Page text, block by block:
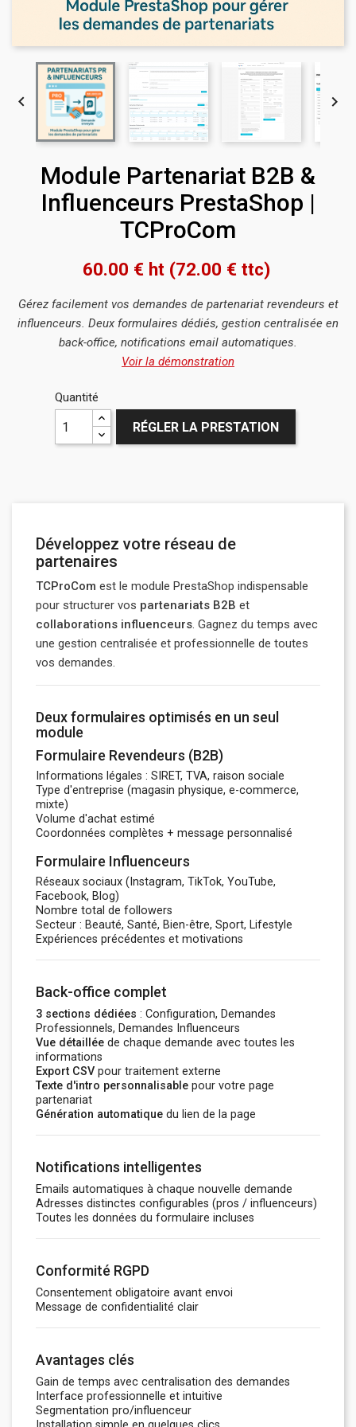
 
Module Partenariat B2B &
Influenceurs PrestaShop |
TCProCom
60.00 € ht (72.00 € ttc)
Gérez facilement vos demandes de partenariat revendeurs et
influenceurs. Deux formulaires dédiés, gestion centralisée en
back-office, notifications email automatiques.
Voir la démonstration
Quantité
RÉGLER LA PRESTATION
Développez votre réseau de
partenaires
TCProCom est le module PrestaShop indispensable
pour structurer vos partenariats B2B et
collaborations influenceurs. Gagnez du temps avec
une gestion centralisée et professionnelle de toutes
vos demandes.
Deux formulaires optimisés en un seul
module
Formulaire Revendeurs (B2B)
Informations légales : SIRET, TVA, raison sociale
Type d'entreprise (magasin physique, e-commerce,
mixte)
Volume d'achat estimé
Coordonnées complètes + message personnalisé
Formulaire Influenceurs
Réseaux sociaux (Instagram, TikTok, YouTube,
Facebook, Blog)
Nombre total de followers
Secteur : Beauté, Santé, Bien-être, Sport, Lifestyle
Expériences précédentes et motivations
Back-office complet
3 sections dédiées : Configuration, Demandes
Professionnels, Demandes Influenceurs
Vue détaillée de chaque demande avec toutes les
informations
Export CSV pour traitement externe
Texte d'intro personnalisable pour votre page
partenariat
Génération automatique du lien de la page
Notifications intelligentes
Emails automatiques à chaque nouvelle demande
Adresses distinctes configurables (pros / influenceurs)
Toutes les données du formulaire incluses
Conformité RGPD
Consentement obligatoire avant envoi
Message de confidentialité clair
Avantages clés
Gain de temps avec centralisation des demandes
Interface professionnelle et intuitive
Segmentation pro/influenceur